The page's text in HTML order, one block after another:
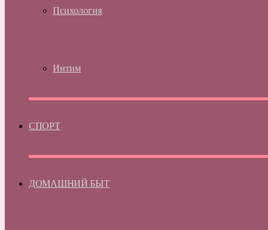
Психология
Интим
СПОРТ
ДОМАШНИЙ БЫТ